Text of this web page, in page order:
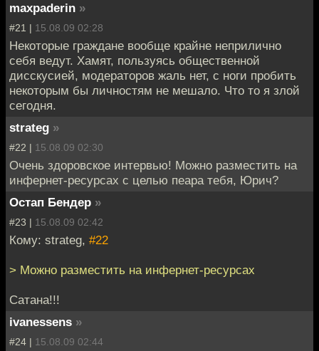
maxpaderin »
#21 | 15.08.09 02:28
Некоторые граждане вообще крайне неприлично
себя ведут. Хамят, пользуясь общественной
дисскусией, модераторов жаль нет, с ноги пробить
некоторым бы личностям не мешало. Что то я злой
сегодня.
strateg »
#22 | 15.08.09 02:30
Очень здоровское интервью! Можно разместить на
инфернет-ресурсах с целью пеара тебя, Юрич?
Остап Бендер »
#23 | 15.08.09 02:42
Кому: strateg, #22
> Можно разместить на инфернет-ресурсах
Сатана!!!
ivanessens »
#24 | 15.08.09 02:44